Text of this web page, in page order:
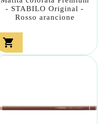
- STABILO Original -
Rosso arancione
